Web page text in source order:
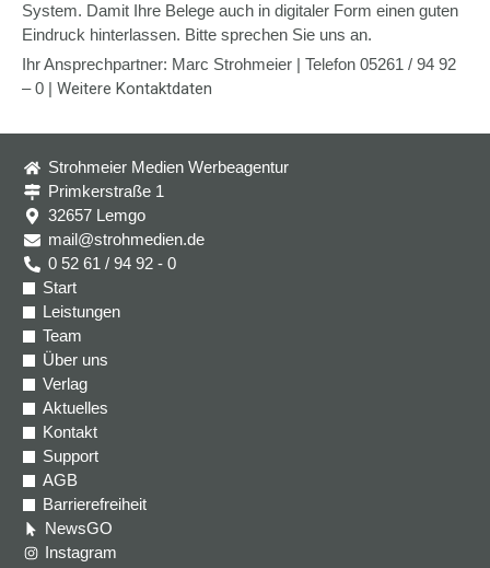
System. Damit Ihre Belege auch in digitaler Form einen guten
Eindruck hinterlassen. Bitte sprechen Sie uns an.
Ihr Ansprechpartner: Marc Strohmeier | Telefon 05261 / 94 92
– 0 | Weitere Kontaktdaten
Strohmeier Medien Werbeagentur
Primkerstraße 1
32657 Lemgo
mail@strohmedien.de
0 52 61 / 94 92 - 0
Start
Leistungen
Team
Über uns
Verlag
Aktuelles
Kontakt
Support
AGB
Barrierefreiheit
NewsGO
Instagram